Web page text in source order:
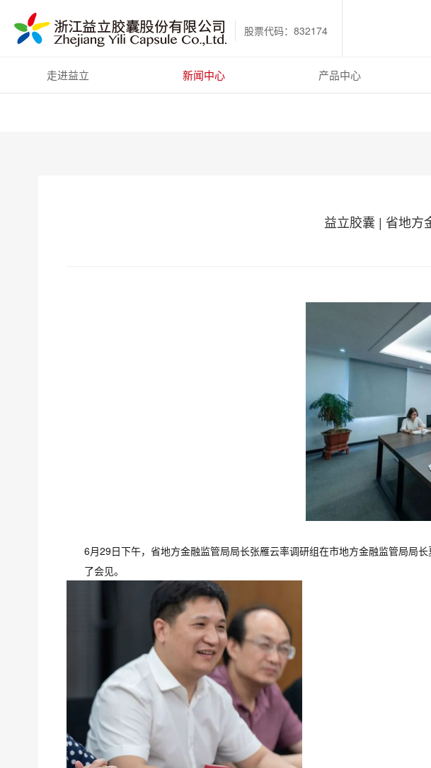
股票代码：832174
走进益立 新闻中心 产品中心
益立胶囊 | 省地方
6月29日下午，省地方金融监管局局长张雁云率调研组在市地方金融监管局局
了会见。